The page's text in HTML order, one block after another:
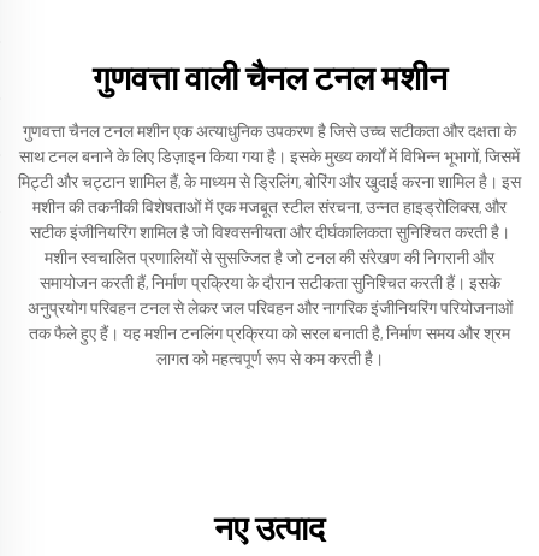
गुणवत्ता वाली चैनल टनल मशीन
गुणवत्ता चैनल टनल मशीन एक अत्याधुनिक उपकरण है जिसे उच्च सटीकता और दक्षता के
साथ टनल बनाने के लिए डिज़ाइन किया गया है। इसके मुख्य कार्यों में विभिन्न भूभागों, जिसमें
मिट्टी और चट्टान शामिल हैं, के माध्यम से ड्रिलिंग, बोरिंग और खुदाई करना शामिल है। इस
मशीन की तकनीकी विशेषताओं में एक मजबूत स्टील संरचना, उन्नत हाइड्रोलिक्स, और
सटीक इंजीनियरिंग शामिल है जो विश्वसनीयता और दीर्घकालिकता सुनिश्चित करती है।
मशीन स्वचालित प्रणालियों से सुसज्जित है जो टनल की संरेखण की निगरानी और
समायोजन करती हैं, निर्माण प्रक्रिया के दौरान सटीकता सुनिश्चित करती हैं। इसके
अनुप्रयोग परिवहन टनल से लेकर जल परिवहन और नागरिक इंजीनियरिंग परियोजनाओं
तक फैले हुए हैं। यह मशीन टनलिंग प्रक्रिया को सरल बनाती है, निर्माण समय और श्रम
लागत को महत्वपूर्ण रूप से कम करती है।
नए उत्पाद